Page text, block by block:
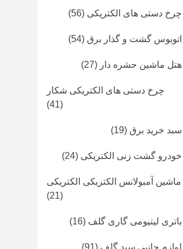
چرخ دستی های الکتریکی (56)
اتوبوس گشت و گذار برق (54)
هتل ماشین حشره دار (27)
چرخ دستی های الکتریکی شکار
(41)
سبد خرید برق (19)
خودرو گشت زنی الکتریکی (24)
ماشین آمبولانس الکتریکی الکتریکی
(21)
باتری لیتیومی گاری گلف (16)
لوازم جانبی سبد گلف (91)